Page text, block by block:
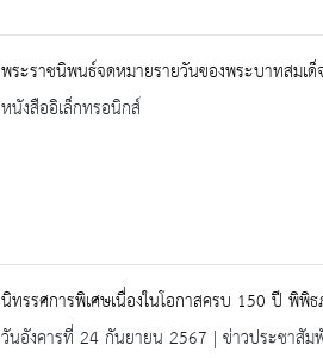
พระราชนิพนธ์จดหมายรายวันของพระบาทสมเด็
หนังสืออิเล็กทรอนิกส์
นิทรรศการพิเศษเนื่องในโอกาสครบ 150 ปี พิ
วันอังคารที่ 24 กันยายน 2567 | ข่าวประชาสัม